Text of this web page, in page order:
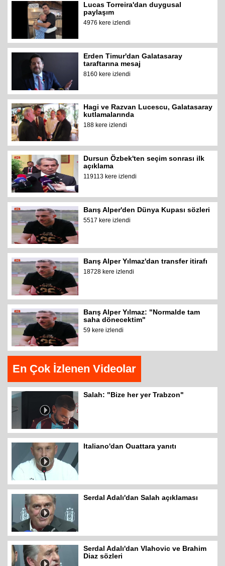
Lucas Torreira'dan duygusal
paylaşım
4976 kere izlendi
Erden Timur'dan Galatasaray
taraftarına mesaj
8160 kere izlendi
Hagi ve Razvan Lucescu, Galatasaray
kutlamalarında
188 kere izlendi
Dursun Özbek'ten seçim sonrası ilk
açıklama
119113 kere izlendi
Barış Alper'den Dünya Kupası sözleri
5517 kere izlendi
Barış Alper Yılmaz'dan transfer itirafı
18728 kere izlendi
Barış Alper Yılmaz: "Normalde tam
saha dönecektim"
59 kere izlendi
En Çok İzlenen Videolar
Salah: "Bize her yer Trabzon"
Italiano'dan Ouattara yanıtı
Serdal Adalı'dan Salah açıklaması
Serdal Adalı'dan Vlahovic ve Brahim
Diaz sözleri